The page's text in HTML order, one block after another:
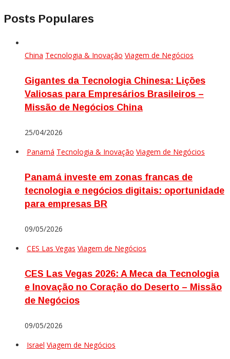
Posts Populares
China Tecnologia & Inovação Viagem de Negócios
Gigantes da Tecnologia Chinesa: Lições
Valiosas para Empresários Brasileiros –
Missão de Negócios China
25/04/2026
Panamá Tecnologia & Inovação Viagem de Negócios
Panamá investe em zonas francas de
tecnologia e negócios digitais: oportunidade
para empresas BR
09/05/2026
CES Las Vegas Viagem de Negócios
CES Las Vegas 2026: A Meca da Tecnologia
e Inovação no Coração do Deserto – Missão
de Negócios
09/05/2026
Israel Viagem de Negócios